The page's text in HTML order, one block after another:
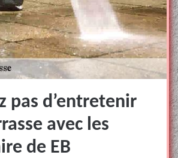
pas d’entretenir
avec les
de EB